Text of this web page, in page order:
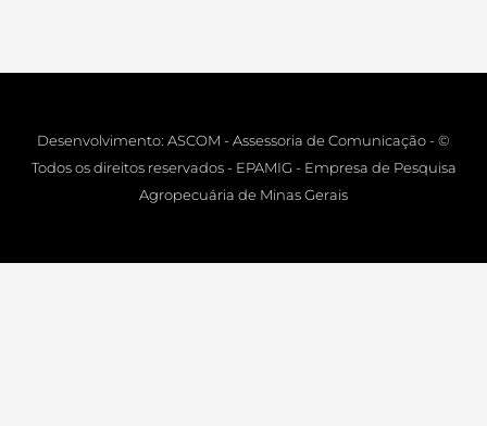
Desenvolvimento: ASCOM - Assessoria de Comunicação - ©
Todos os direitos reservados - EPAMIG - Empresa de Pesquisa
Agropecuária de Minas Gerais